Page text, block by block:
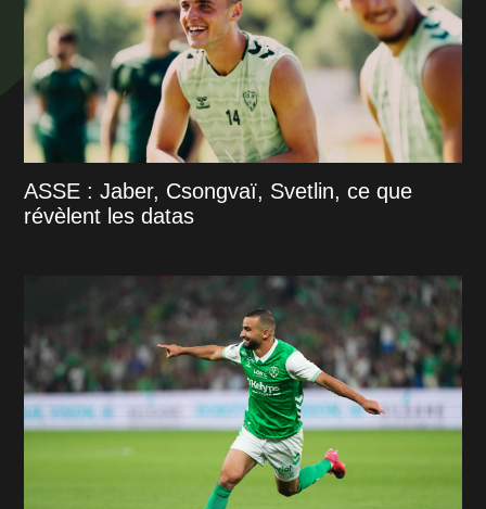
ASSE : Jaber, Csongvaï, Svetlin, ce que
révèlent les datas